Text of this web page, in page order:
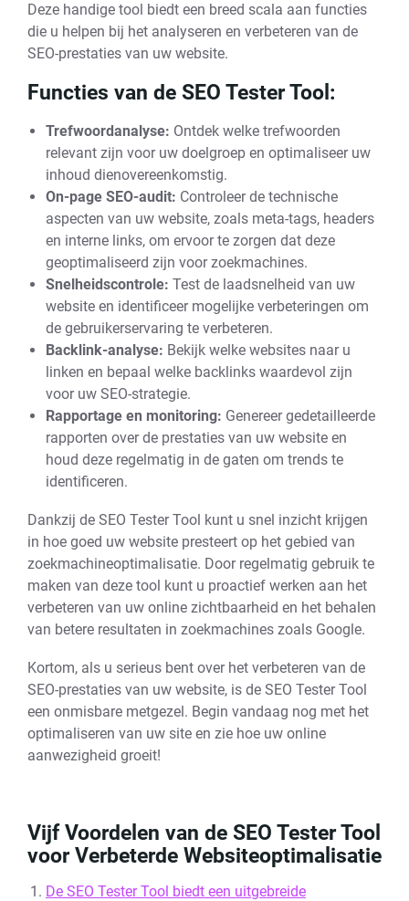
Deze handige tool biedt een breed scala aan functies
die u helpen bij het analyseren en verbeteren van de
SEO-prestaties van uw website.
Functies van de SEO Tester Tool:
Trefwoordanalyse: Ontdek welke trefwoorden
relevant zijn voor uw doelgroep en optimaliseer uw
inhoud dienovereenkomstig.
On-page SEO-audit: Controleer de technische
aspecten van uw website, zoals meta-tags, headers
en interne links, om ervoor te zorgen dat deze
geoptimaliseerd zijn voor zoekmachines.
Snelheidscontrole: Test de laadsnelheid van uw
website en identificeer mogelijke verbeteringen om
de gebruikerservaring te verbeteren.
Backlink-analyse: Bekijk welke websites naar u
linken en bepaal welke backlinks waardevol zijn
voor uw SEO-strategie.
Rapportage en monitoring: Genereer gedetailleerde
rapporten over de prestaties van uw website en
houd deze regelmatig in de gaten om trends te
identificeren.
Dankzij de SEO Tester Tool kunt u snel inzicht krijgen
in hoe goed uw website presteert op het gebied van
zoekmachineoptimalisatie. Door regelmatig gebruik te
maken van deze tool kunt u proactief werken aan het
verbeteren van uw online zichtbaarheid en het behalen
van betere resultaten in zoekmachines zoals Google.
Kortom, als u serieus bent over het verbeteren van de
SEO-prestaties van uw website, is de SEO Tester Tool
een onmisbare metgezel. Begin vandaag nog met het
optimaliseren van uw site en zie hoe uw online
aanwezigheid groeit!
Vijf Voordelen van de SEO Tester Tool
voor Verbeterde Websiteoptimalisatie
De SEO Tester Tool biedt een uitgebreide